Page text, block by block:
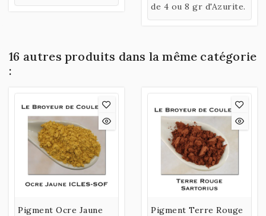
ou Sachet de 60 gr de
de 4 ou 8 gr d'Azurite.
16 autres produits dans la même catégorie
:
Pigment Ocre Jaune
Pigment Terre Rouge